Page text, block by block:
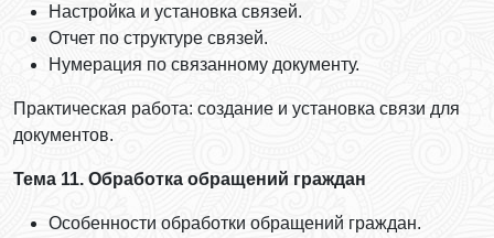
Настройка и установка связей.
Отчет по структуре связей.
Нумерация по связанному документу.
Практическая работа: создание и установка связи для
документов.
Тема 11. Обработка обращений граждан
Особенности обработки обращений граждан.